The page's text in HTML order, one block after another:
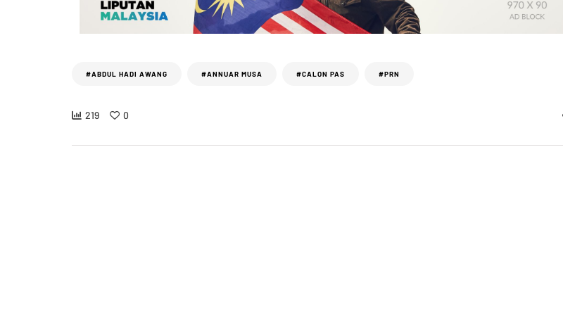
#ABDUL HADI AWANG #ANNUAR MUSA #CALON PAS #PRN
219 0